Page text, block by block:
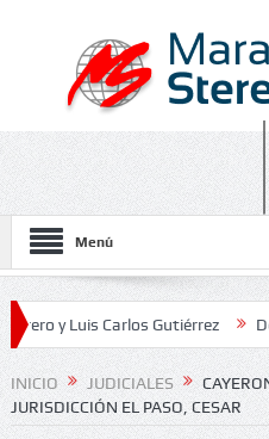
Menú
Carlos Gutiérrez
Nacionales 2026
INICIO JUDICIALES
JURISDICCIÓN EL PASO, CESAR